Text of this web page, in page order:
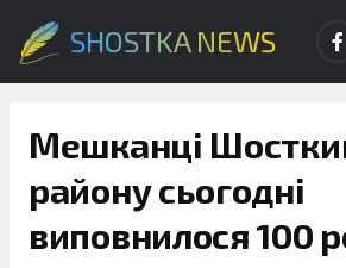
SHOSTKA NEWS
Мешканці
району сьогодні
виповнилося 100